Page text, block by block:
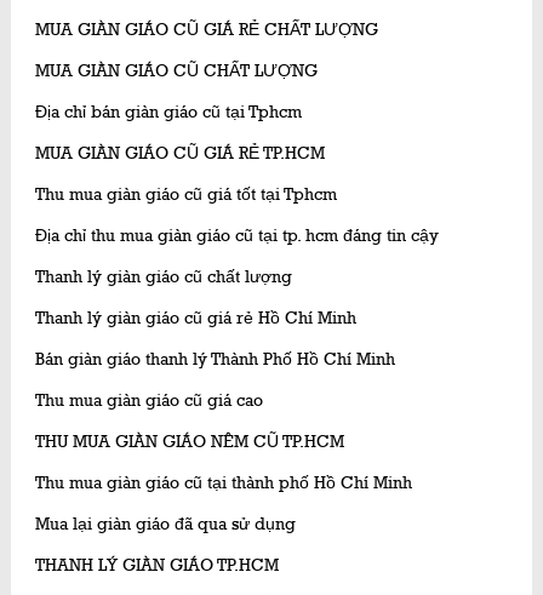
MUA GIÀN GIÁO CŨ GIÁ RẺ CHẤT LƯỢNG
MUA GIÀN GIÁO CŨ CHẤT LƯỢNG
Địa chỉ bán giàn giáo cũ tại Tphcm
MUA GIÀN GIÁO CŨ GIÁ RẺ TP.HCM
Thu mua giàn giáo cũ giá tốt tại Tphcm
Địa chỉ thu mua giàn giáo cũ tại tp. hcm đáng tin cậy
Thanh lý giàn giáo cũ chất lượng
Thanh lý giàn giáo cũ giá rẻ Hồ Chí Minh
Bán giàn giáo thanh lý Thành Phố Hồ Chí Minh
Thu mua giàn giáo cũ giá cao
THU MUA GIÀN GIÁO NÊM CŨ TP.HCM
Thu mua giàn giáo cũ tại thành phố Hồ Chí Minh
Mua lại giàn giáo đã qua sử dụng
THANH LÝ GIÀN GIÁO TP.HCM